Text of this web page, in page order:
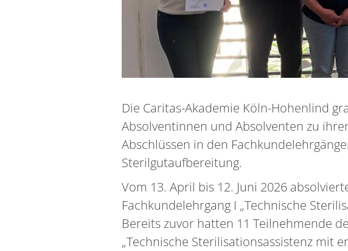
Die Caritas-Akademie Köln-Hohenlind
Absolventinnen und Absolventen zu
Abschlüssen in den
Sterilgutaufbereitung.
Vom 13. April bis 12. Juni 2026
Fachkundelehrgang I „Technische
Bereits zuvor hatten 11 Teilnehmende
„Technische Sterilisationsassistenz mit